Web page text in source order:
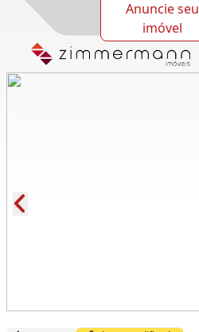
Anuncie seu
imóvel